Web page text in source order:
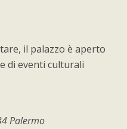
il palazzo è aperto
di eventi culturali
Palermo